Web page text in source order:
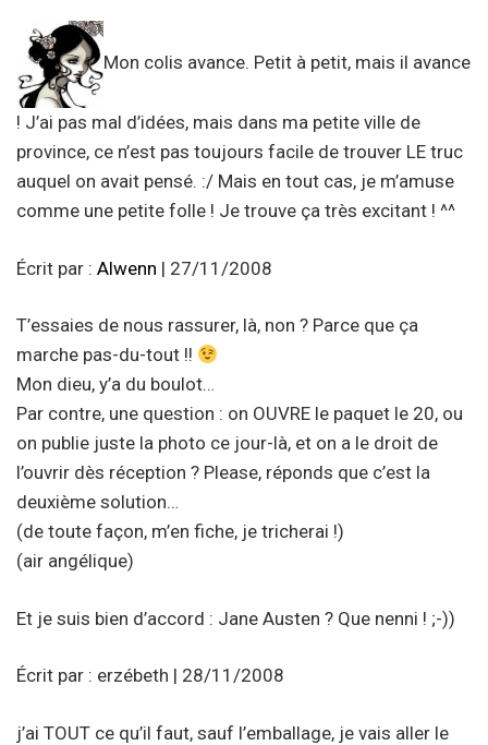
Mon colis avance. Petit à petit, mais il avance
! J’ai pas mal d’idées, mais dans ma petite ville de
province, ce n’est pas toujours facile de trouver LE truc
auquel on avait pensé. :/ Mais en tout cas, je m’amuse
comme une petite folle ! Je trouve ça très excitant ! ^^
Écrit par : Alwenn | 27/11/2008
T’essaies de nous rassurer, là, non ? Parce que ça
marche pas-du-tout !!
Mon dieu, y’a du boulot…
Par contre, une question : on OUVRE le paquet le 20, ou
on publie juste la photo ce jour-là, et on a le droit de
l’ouvrir dès réception ? Please, réponds que c’est la
deuxième solution…
(de toute façon, m’en fiche, je tricherai !)
(air angélique)
Et je suis bien d’accord : Jane Austen ? Que nenni ! ;-))
Écrit par : erzébeth | 28/11/2008
j’ai TOUT ce qu’il faut, sauf l’emballage, je vais aller le